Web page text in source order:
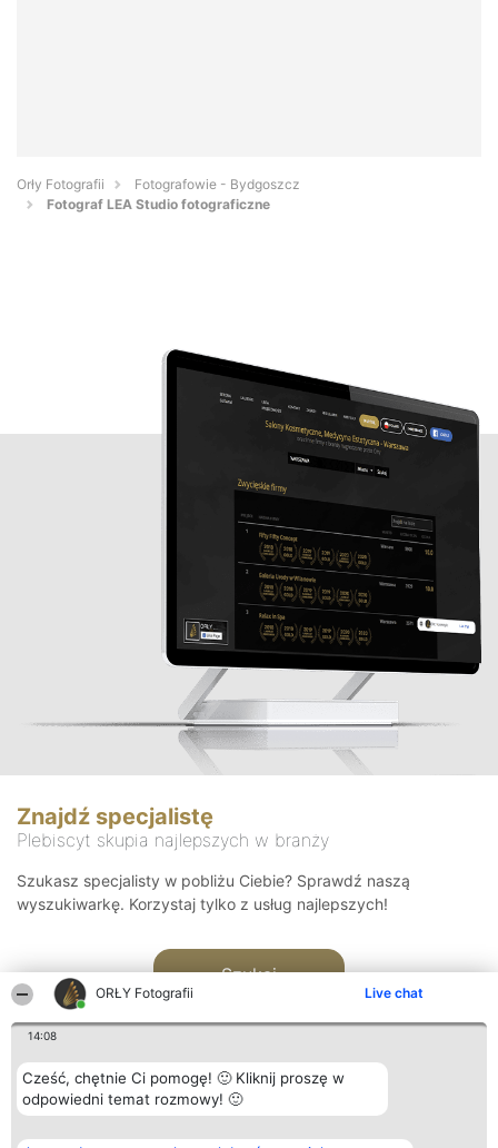
ORŁY Fotografii Live chat
14:08
Cześć, chętnie Ci pomogę! 🙂 Kliknij proszę w
odpowiedni temat rozmowy! 🙂
Orły Fotografii
Fotografowie - Bydgoszcz
Fotograf LEA Studio fotograficzne
Znajdź specjalistę
Plebiscyt skupia najlepszych w branży
Szukasz specjalisty w pobliżu Ciebie? Sprawdź naszą
wyszukiwarkę. Korzystaj tylko z usług najlepszych!
Szukaj
Organizator plebiscytu Plebiscyt Kontakt